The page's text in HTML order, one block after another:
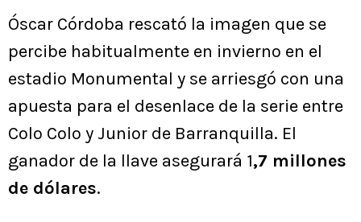
Óscar Córdoba rescató la imagen que se
percibe habitualmente en invierno en el
estadio Monumental y se arriesgó con una
apuesta para el desenlace de la serie entre
Colo Colo y Junior de Barranquilla. El
ganador de la llave asegurará 1,7 millones
de dólares.